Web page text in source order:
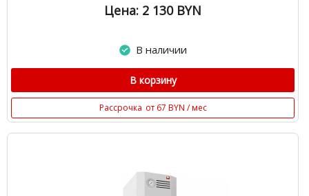
Цена: 2 130 BYN
В наличии
В корзину
Рассрочка от 67 BYN / мес